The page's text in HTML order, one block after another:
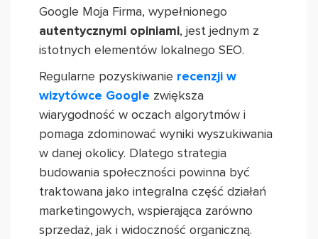
Google Moja Firma, wypełnionego
autentycznymi opiniami, jest jednym z
istotnych elementów lokalnego SEO.
Regularne pozyskiwanie recenzji w
wizytówce Google zwiększa
wiarygodność w oczach algorytmów i
pomaga zdominować wyniki wyszukiwania
w danej okolicy. Dlatego strategia
budowania społeczności powinna być
traktowana jako integralna część działań
marketingowych, wspierająca zarówno
sprzedaż, jak i widoczność organiczną.